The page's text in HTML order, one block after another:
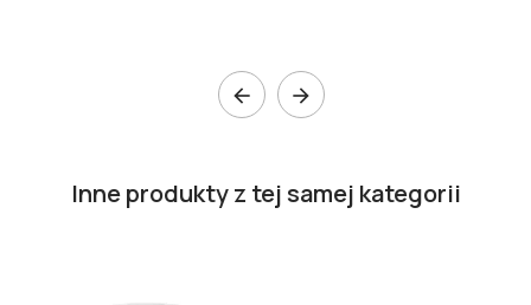
 
Inne produkty z tej samej kategorii